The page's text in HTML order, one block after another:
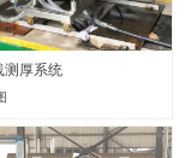
测厚系统